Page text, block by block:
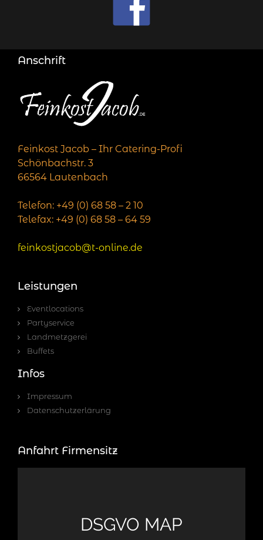
Anschrift
Feinkost Jacob – Ihr Catering-Profi
Schönbachstr. 3
66564 Lautenbach
Telefon: +49 (0) 68 58 – 2 10
Telefax: +49 (0) 68 58 – 64 59
feinkostjacob@t-online.de
Leistungen
Eventlocations
Partyservice
Landmetzgerei
Buffets
Infos
Impressum
Datenschutzerlärung
Anfahrt Firmensitz
DSGVO MAP